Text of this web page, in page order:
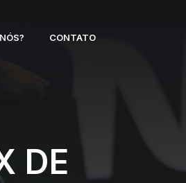
CONTATO
DE